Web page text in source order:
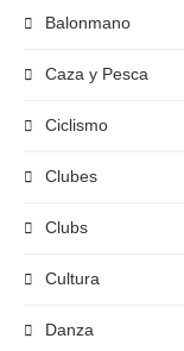
Balonmano
Caza y Pesca
Ciclismo
Clubes
Clubs
Cultura
Danza